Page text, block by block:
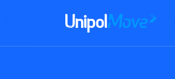
UnipolMove